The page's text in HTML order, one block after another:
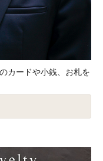
カードや小銭、お札を